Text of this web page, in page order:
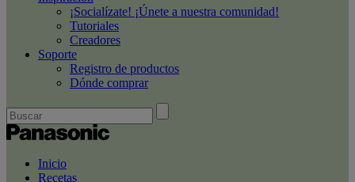
¡Socialízate! ¡Únete a nuestra comunidad!
Tutoriales
Creadores
Soporte
Registro de productos
Dónde comprar
Inicio
Recetas